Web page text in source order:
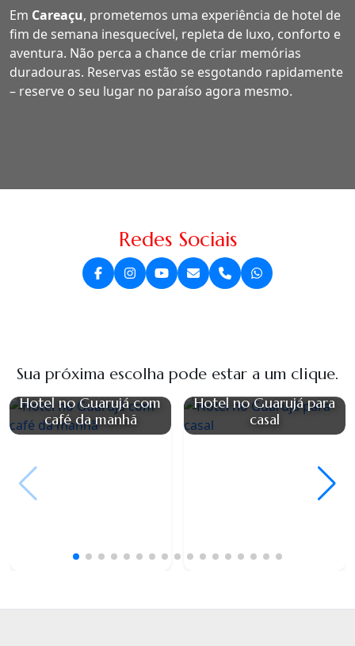
Em Careaçu, prometemos uma experiência de hotel de
fim de semana inesquecível, repleta de luxo, conforto e
aventura. Não perca a chance de criar memórias
duradouras. Reservas estão se esgotando rapidamente
– reserve o seu lugar no paraíso agora mesmo.
Redes Sociais
Sua próxima escolha pode estar a um clique.
Hotel no Guarujá com
café da manhã
Hotel no Guarujá para
casal